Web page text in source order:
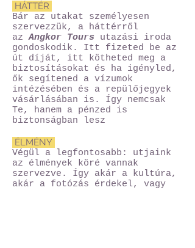
HÁTTÉR
Bár az utakat személyesen
szervezzük, a háttérről
azAngkor Tours utazási iroda
gondoskodik. Itt fizeted be az
út díját, itt kötheted meg a
biztosításokat és ha igényled,
ők segítened a vízumok
intézésében és a repülőjegyek
vásárlásában is. Így nemcsak
Te, hanem a pénzed is
biztonságban lesz
ÉLMÉNY
Végül a legfontosabb: utjaink
az élmények köré vannak
szervezve. Így akár a kultúra,
akár a fotózás érdekel, vagy